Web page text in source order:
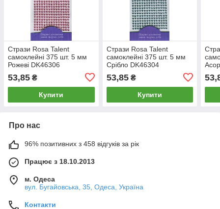
Стрази Rosa Talent
самоклейні 375 шт. 5 мм
Рожеві DK46306
53,85 ₴
Купити
Стрази Rosa Talent
самоклейні 375 шт. 5 мм
Срібло DK46304
53,85₴
Купити
Про нас
96% позитивних з 458 відгуків за рік
Працює з 18.10.2013
м. Одеса
вул. Бугайовська, 35, Одеса, Україна
Контакти